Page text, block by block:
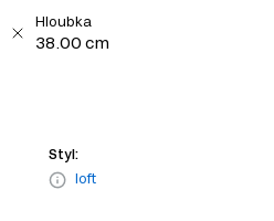
Hloubka
38.00 cm
Styl:
loft